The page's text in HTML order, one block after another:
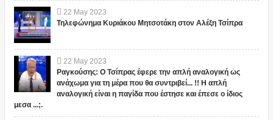
22 May 2023
Τηλεφώνημα Κυριάκου Μητσοτάκη στον Αλέξη Τσίπρα
22 May 2023
Ραγκούσης: Ο Τσίπρας έφερε την απλή αναλογική ως
ανάχωμα για τη μέρα που θα συντριβεί... !! Η απλή
αναλογική είναι η παγίδα που έστησε και έπεσε ο ίδιος
μεσα ...;.